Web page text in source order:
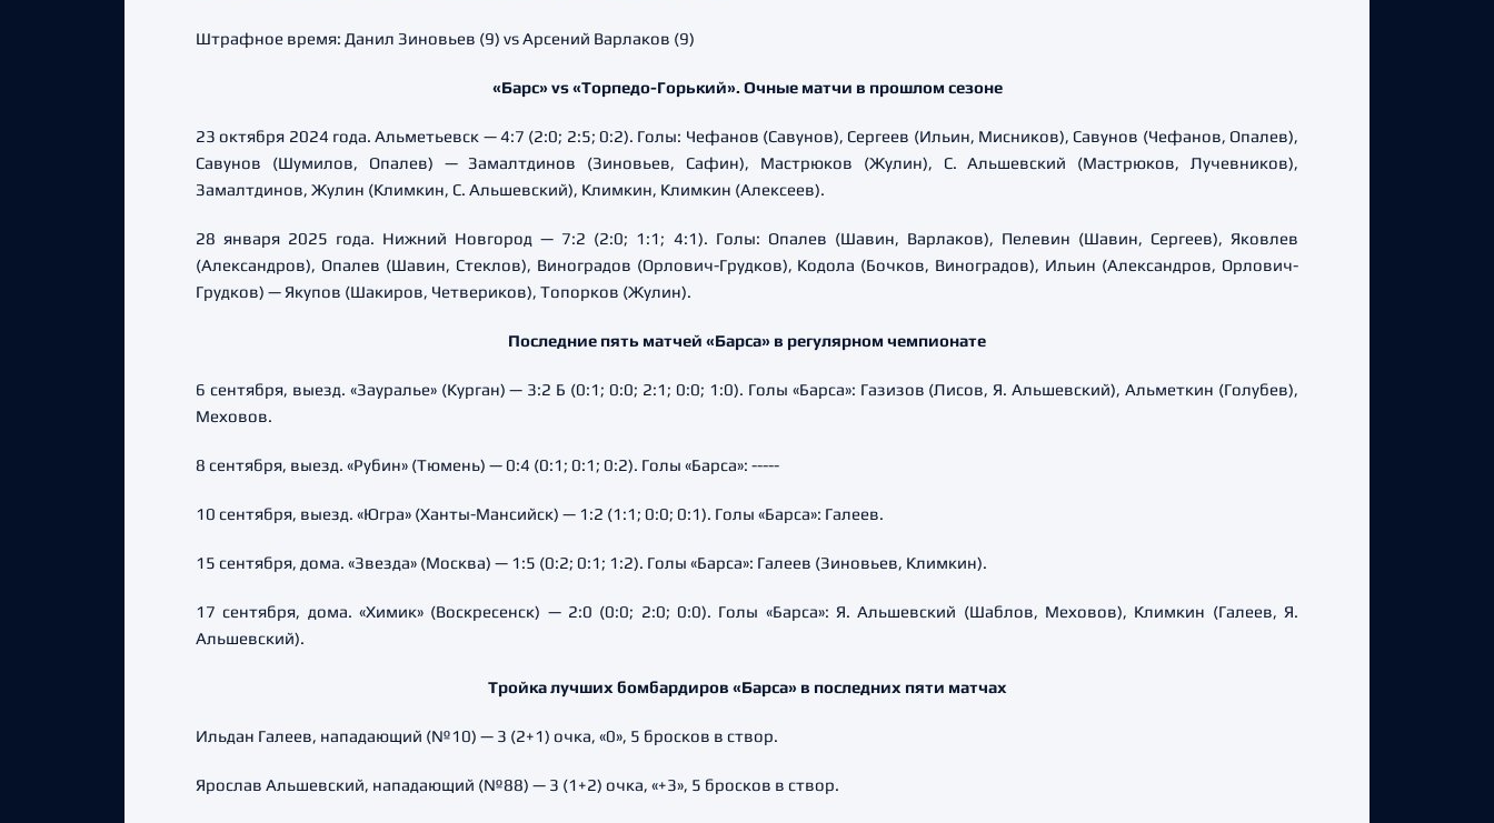
Штрафное время: Данил Зиновьев (9) vs Арсений Варлаков (9)
«Барс» vs «Торпедо-Горький». Очные матчи в прошлом сезоне
23 октября 2024 года. Альметьевск — 4:7 (2:0; 2:5; 0:2). Голы: Чефанов (Савунов), Сергеев (Ильин, Мисников), Савунов (Чефанов, Опалев),
Савунов (Шумилов, Опалев) — Замалтдинов (Зиновьев, Сафин), Мастрюков (Жулин), С. Альшевский (Мастрюков, Лучевников),
Замалтдинов, Жулин (Климкин, С. Альшевский), Климкин, Климкин (Алексеев).
28 января 2025 года. Нижний Новгород — 7:2 (2:0; 1:1; 4:1). Голы: Опалев (Шавин, Варлаков), Пелевин (Шавин, Сергеев), Яковлев
(Александров), Опалев (Шавин, Стеклов), Виноградов (Орлович-Грудков), Кодола (Бочков, Виноградов), Ильин (Александров, Орлович-
Грудков) — Якупов (Шакиров, Четвериков), Топорков (Жулин).
Последние пять матчей «Барса» в регулярном чемпионате
6 сентября, выезд. «Зауралье» (Курган) — 3:2 Б (0:1; 0:0; 2:1; 0:0; 1:0). Голы «Барса»: Газизов (Лисов, Я. Альшевский), Альметкин (Голубев),
Меховов.
8 сентября, выезд. «Рубин» (Тюмень) — 0:4 (0:1; 0:1; 0:2). Голы «Барса»: -----
10 сентября, выезд. «Югра» (Ханты-Мансийск) — 1:2 (1:1; 0:0; 0:1). Голы «Барса»: Галеев.
15 сентября, дома. «Звезда» (Москва) — 1:5 (0:2; 0:1; 1:2). Голы «Барса»: Галеев (Зиновьев, Климкин).
17 сентября, дома. «Химик» (Воскресенск) — 2:0 (0:0; 2:0; 0:0). Голы «Барса»: Я. Альшевский (Шаблов, Меховов), Климкин (Галеев, Я.
Альшевский).
Тройка лучших бомбардиров «Барса» в последних пяти матчах
Ильдан Галеев, нападающий (№10) — 3 (2+1) очка, «0», 5 бросков в створ.
Ярослав Альшевский, нападающий (№88) — 3 (1+2) очка, «+3», 5 бросков в створ.